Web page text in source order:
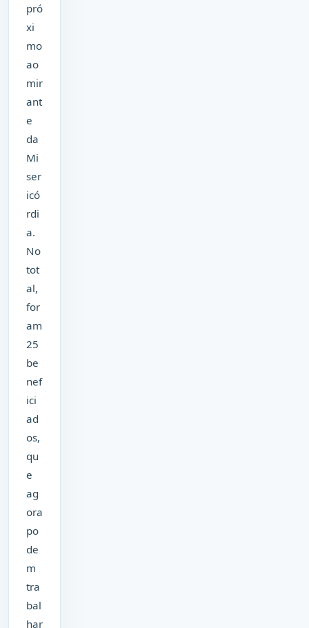
pró
xi
mo
ao
mir
ant
e
da
Mi
ser
icó
rdi
a.
No
tot
al,
for
am
25
be
nef
ici
ad
os,
qu
e
ag
ora
po
de
m
tra
bal
har